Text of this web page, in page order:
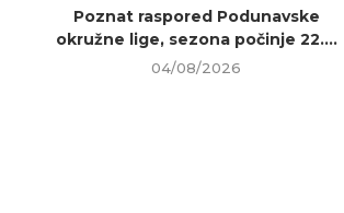
Poznat raspored Podunavske
okružne lige, sezona počinje 22....
04/08/2026